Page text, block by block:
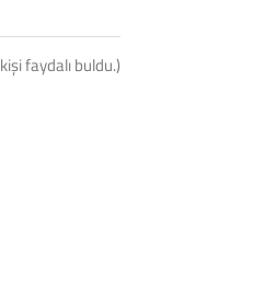
kişi faydalı buldu.)